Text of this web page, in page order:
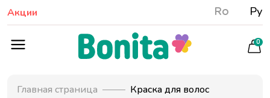
Акции Ro Ру
0
Главная страница Краска для волос